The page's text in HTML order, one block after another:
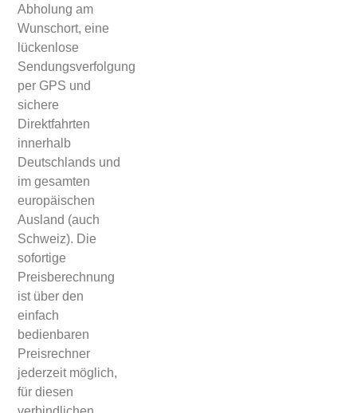
Abholung am
Wunschort, eine
lückenlose
Sendungsverfolgung
per GPS und
sichere
Direktfahrten
innerhalb
Deutschlands und
im gesamten
europäischen
Ausland (auch
Schweiz). Die
sofortige
Preisberechnung
ist über den
einfach
bedienbaren
Preisrechner
jederzeit möglich,
für diesen